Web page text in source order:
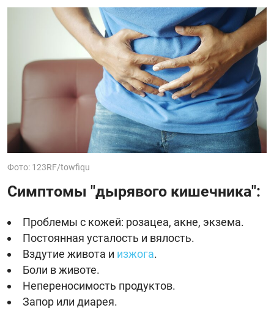
Фото: 123RF/towfiqu
Симптомы "дырявого кишечника":
Проблемы с кожей: розацеа, акне, экзема.
Постоянная усталость и вялость.
Вздутие живота и изжога.
Боли в животе.
Непереносимость продуктов.
Запор или диарея.